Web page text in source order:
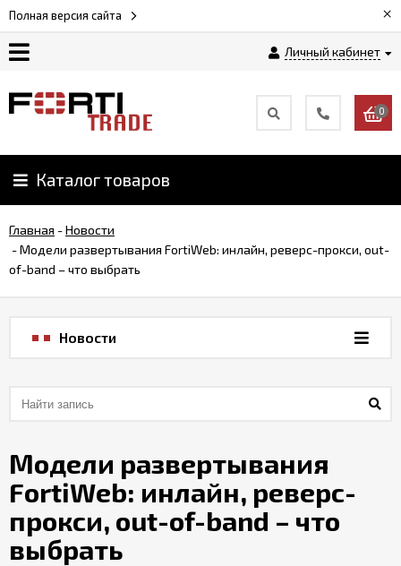
Полная версия сайта ×
Личный кабинет
Как
заказать
Контакты
0
Каталог товаров
Главная -Новости
-Модели развертывания FortiWeb: инлайн, реверс-прокси, out-
of-band – что выбрать
Модели развертывания
FortiWeb: инлайн, реверс-
прокси, out-of-band – что
выбрать
Новости